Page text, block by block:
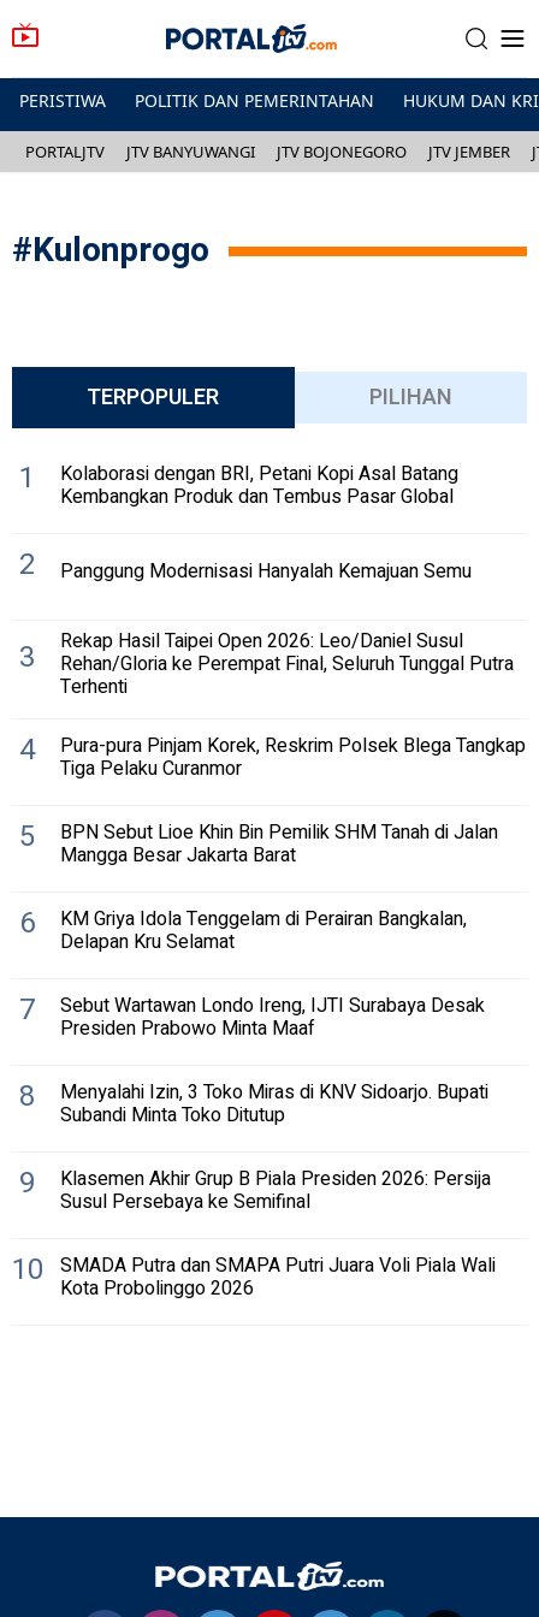
PERISTIWA POLITIK DAN PEMERINTAHAN HUKUM DAN
PORTALJTV JTV BANYUWANGI JTV BOJONEGORO JTV JEMBER
#Kulonprogo
TERPOPULER PILIHAN
1 Kolaborasi dengan BRI, Petani Kopi Asal Batang
Kembangkan Produk dan Tembus Pasar Global
2 Panggung Modernisasi Hanyalah Kemajuan Semu
3 Rekap Hasil Taipei Open 2026: Leo/Daniel Susul
Rehan/Gloria ke Perempat Final, Seluruh Tunggal Putra
Terhenti
4 Pura-pura Pinjam Korek, Reskrim Polsek Blega Tangkap
Tiga Pelaku Curanmor
5 BPN Sebut Lioe Khin Bin Pemilik SHM Tanah di Jalan
Mangga Besar Jakarta Barat
6 KM Griya Idola Tenggelam di Perairan Bangkalan,
Delapan Kru Selamat
7 Sebut Wartawan Londo Ireng, IJTI Surabaya Desak
Presiden Prabowo Minta Maaf
8 Menyalahi Izin, 3 Toko Miras di KNV Sidoarjo. Bupati
Subandi Minta Toko Ditutup
9 Klasemen Akhir Grup B Piala Presiden 2026: Persija
Susul Persebaya ke Semifinal
10 SMADA Putra dan SMAPA Putri Juara Voli Piala Wali
Kota Probolinggo 2026